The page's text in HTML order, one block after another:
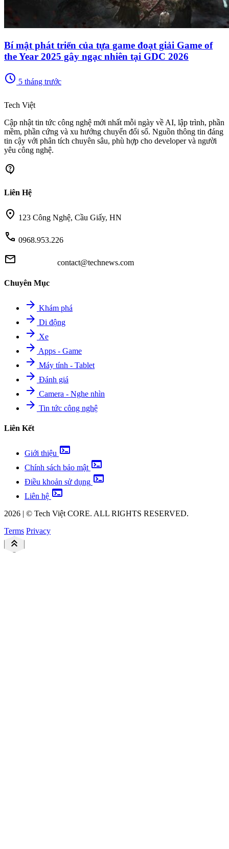
Bí mật phát triển của tựa game đoạt giải Game of
the Year 2025 gây ngạc nhiên tại GDC 2026
schedule 5 tháng trước
Tech Việt
Cập nhật tin tức công nghệ mới nhất mỗi ngày về AI, lập trình, phần
mềm, phần cứng và xu hướng chuyển đổi số. Nguồn thông tin đáng
tin cậy với phân tích chuyên sâu, phù hợp cho developer và người
yêu công nghệ.
contact_support
Liên Hệ
location_on 123 Công Nghệ, Cầu Giấy, HN
call 0968.953.226
mail contact@technews.com
Chuyên Mục
arrow_forward Khám phá
arrow_forward Di động
arrow_forward Xe
arrow_forward Apps - Game
arrow_forward Máy tính - Tablet
arrow_forward Đánh giá
arrow_forward Camera - Nghe nhìn
arrow_forward Tin tức công nghệ
Liên Kết
Giới thiệu terminal
Chính sách bảo mật terminal
Điều khoản sử dụng terminal
Liên hệ terminal
2026 | © Tech ViệtCORE. ALL RIGHTS RESERVED.
Terms Privacy
keyboard_double_arrow_up